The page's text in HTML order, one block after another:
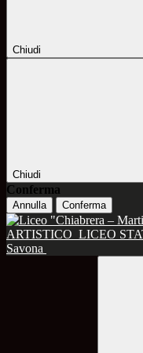
Chiudi
Chiudi
Conferma
Annulla Conferma
ARTISTICO LICEO
Savona